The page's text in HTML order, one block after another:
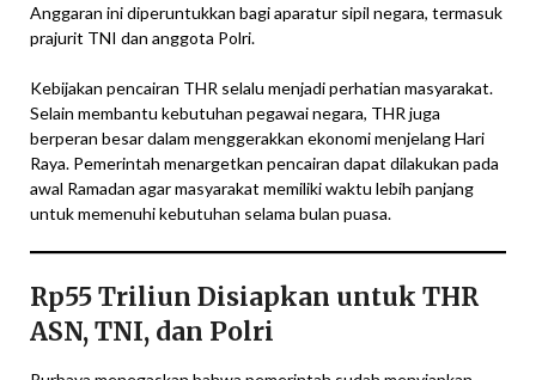
Anggaran ini diperuntukkan bagi aparatur sipil negara, termasuk
prajurit TNI dan anggota Polri.
Kebijakan pencairan THR selalu menjadi perhatian masyarakat.
Selain membantu kebutuhan pegawai negara, THR juga
berperan besar dalam menggerakkan ekonomi menjelang Hari
Raya. Pemerintah menargetkan pencairan dapat dilakukan pada
awal Ramadan agar masyarakat memiliki waktu lebih panjang
untuk memenuhi kebutuhan selama bulan puasa.
Rp55 Triliun Disiapkan untuk THR
ASN, TNI, dan Polri